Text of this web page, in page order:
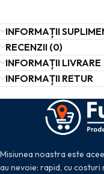
INFORMAȚII
RECENZII (0)
INFORMAȚII LIVRARE
INFORMAȚII RETUR
Misiunea noastra este
au nevoie: rapid, cu